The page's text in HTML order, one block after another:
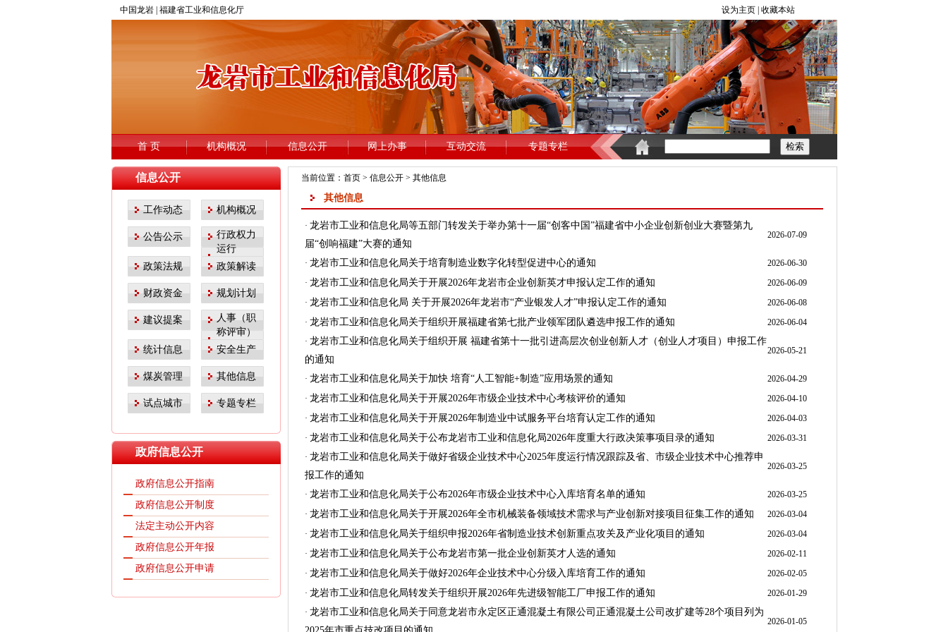
信息公开
工作动态 机构概况
公告公示
行政权力
运行
政策法规
政策解读
财政资金 规划计划
建议提案
人事（职
称评审）
统计信息
安全生产
煤炭管理 其他信息
试点城市 专题专栏
政府信息公开
政府信息公开指南
政府信息公开制度
法定主动公开内容
政府信息公开年报
政府信息公开申请
当前位置： 首页 > 信息公开 > 其他信息
其他信息
· 龙岩市工业和信息化局等五部门转发关于举办第十一届“创客中国”福建省中小企业创新创业大赛暨第九
届“创响福建”大赛的通知
2026-07-09
· 龙岩市工业和信息化局关于培育制造业数字化转型促进中心的通知
2026-06-30
· 龙岩市工业和信息化局关于开展2026年龙岩市企业创新英才申报认定工作的通知
2026-06-09
· 龙岩市工业和信息化局 关于开展2026年龙岩市“产业银发人才”申报认定工作的通知
2026-06-08
· 龙岩市工业和信息化局关于组织开展福建省第七批产业领军团队遴选申报工作的通知
2026-06-04
· 龙岩市工业和信息化局关于组织开展 福建省第十一批引进高层次创业创新人才（创业人才项目）申报工作
的通知
2026-05-21
· 龙岩市工业和信息化局关于加快 培育“人工智能+制造”应用场景的通知
2026-04-29
· 龙岩市工业和信息化局关于开展2026年市级企业技术中心考核评价的通知
2026-04-10
· 龙岩市工业和信息化局关于开展2026年制造业中试服务平台培育认定工作的通知
2026-04-03
· 龙岩市工业和信息化局关于公布龙岩市工业和信息化局2026年度重大行政决策事项目录的通知
2026-03-31
· 龙岩市工业和信息化局关于做好省级企业技术中心2025年度运行情况跟踪及省、市级企业技术中心推荐申
报工作的通知
2026-03-25
· 龙岩市工业和信息化局关于公布2026年市级企业技术中心入库培育名单的通知
2026-03-25
· 龙岩市工业和信息化局关于开展2026年全市机械装备领域技术需求与产业创新对接项目征集工作的通知
2026-03-04
· 龙岩市工业和信息化局关于组织申报2026年省制造业技术创新重点攻关及产业化项目的通知
2026-03-04
· 龙岩市工业和信息化局关于公布龙岩市第一批企业创新英才人选的通知
2026-02-11
· 龙岩市工业和信息化局关于做好2026年企业技术中心分级入库培育工作的通知
2026-02-05
· 龙岩市工业和信息化局转发关于组织开展2026年先进级智能工厂申报工作的通知
2026-01-29
· 龙岩市工业和信息化局关于同意龙岩市永定区正通混凝土有限公司正通混凝土公司改扩建等28个项目列为
2026-01-05